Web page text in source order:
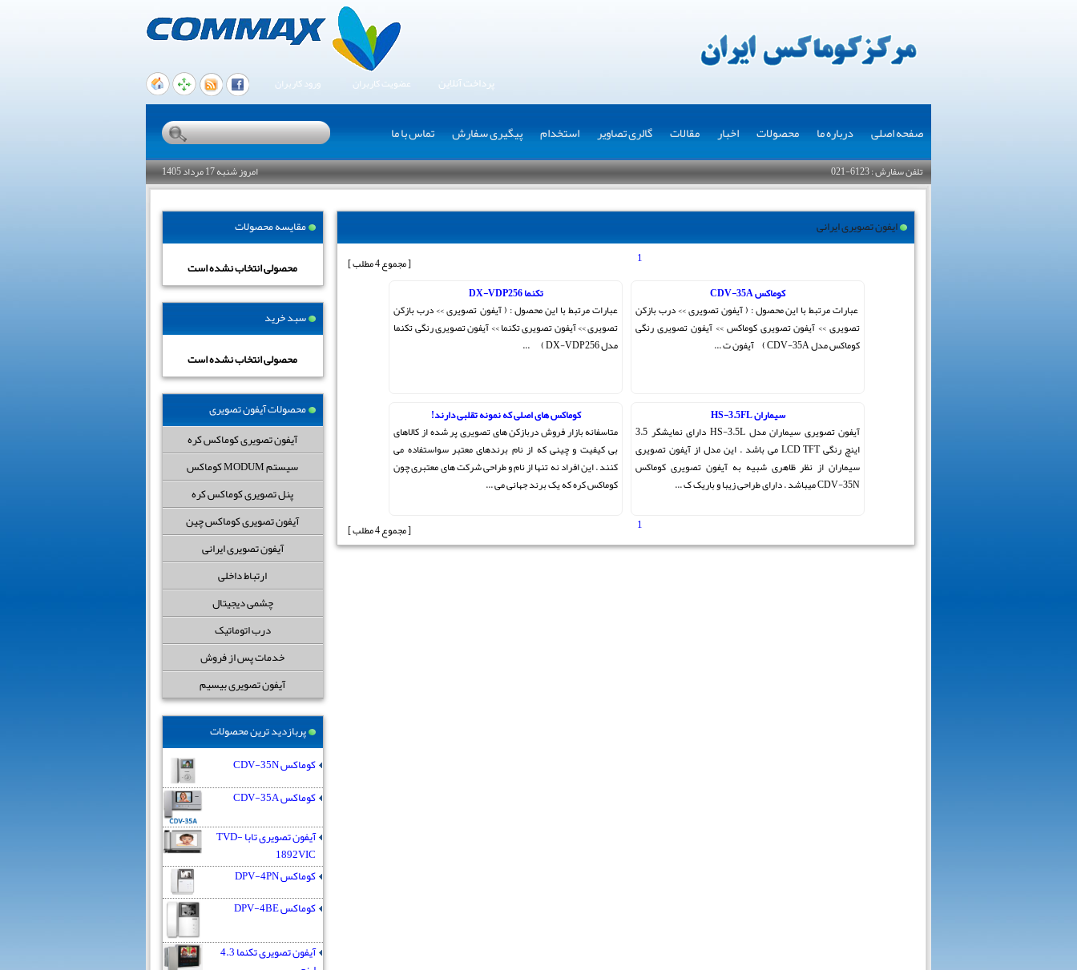
ورود کاربران عضویت کاربران پرداخت آنلاین
صفحه اصلی درباره ما محصولات اخبار مقالات گالری تصاویر استخدام پیگیری سفارش تماس با ما
تلفن سفارش : 6123-021 امروز شنبه 17 مرداد 1405
مقایسه محصولات
محصولی انتخاب نشده است
سبد خرید
محصولی انتخاب نشده است
محصولات آیفون تصویری
آیفون تصویری کوماکس کره
سیستم MODUM کوماکس
پنل تصویری کوماکس کره
آیفون تصویری کوماکس چین
آیفون تصویری ایرانی
ارتباط داخلی
چشمی دیجیتال
درب اتوماتیک
خدمات پس از فروش
آیفون تصویری بیسیم
پربازدید ترین محصولات
کوماکس CDV-35N
کوماکس CDV-35A
آیفون تصویری تابا TVD-
1892VIC
کوماکس DPV-4PN
کوماکس DPV-4BE
آیفون تصویری تکنما 4.3
ایفون تصویری ایرانی
1
[ مجموع 4 مطلب ]
کوماکس CDV-35A
عبارات مرتبط با این محصول : ( آیفون تصویری >> درب بازکن
تصویری >> آیفون تصویری کوماکس >> آیفون تصویری رنگی
کوماکس مدل CDV-35A ) آیفون ت ...
تکنما DX-VDP256
عبارات مرتبط با این محصول : ( آیفون تصویری >> درب بازکن
تصویری >> آیفون تصویری تکنما >> آیفون تصویری رنگی تکنما
مدل DX-VDP256 ) ...
سیماران HS-3.5FL
آیفون تصویری سیماران مدل HS-3.5L دارای نمایشگر 3.5
اینچ رنگی LCD TFT می باشد . این مدل از آیفون تصویری
سیماران از نظر ظاهری شبیه به آیفون تصویری کوماکس
CDV-35N میباشد . دارای طراحی زیبا و باریک ک ...
کوماکس های اصلی که نمونه تقلبی دارند!
متاسفانه بازار فروش دربازکن های تصویری پر شده از کالاهای
بی کیفیت و چینی که از نام برندهای معتبر سواستفاده می
کنند . این افراد نه تنها از نام و طراحی شرکت های معتبری چون
کوماکس کره که یک برند جهانی می ...
1 [ مجموع 4 مطلب ]